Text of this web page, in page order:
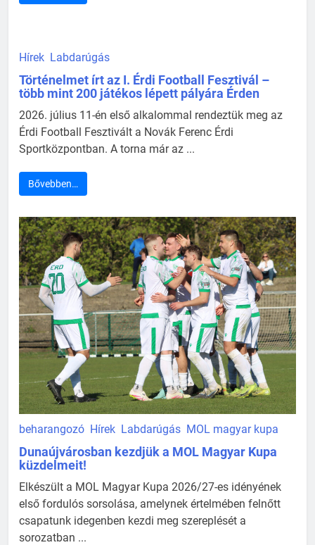
Hírek Labdarúgás
Történelmet írt az I. Érdi Football Fesztivál –
több mint 200 játékos lépett pályára Érden
2026. július 11-én első alkalommal rendeztük meg az
Érdi Football Fesztivált a Novák Ferenc Érdi
Sportközpontban. A torna már az ...
Bővebben…
beharangozó Hírek Labdarúgás MOL magyar kupa
Dunaújvárosban kezdjük a MOL Magyar Kupa
küzdelmeit!
Elkészült a MOL Magyar Kupa 2026/27-es idényének
első fordulós sorsolása, amelynek értelmében felnőtt
csapatunk idegenben kezdi meg szereplését a
sorozatban ...